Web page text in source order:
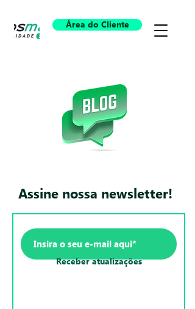
Área do Cliente
Assine nossa newsletter!
Receber atualizações